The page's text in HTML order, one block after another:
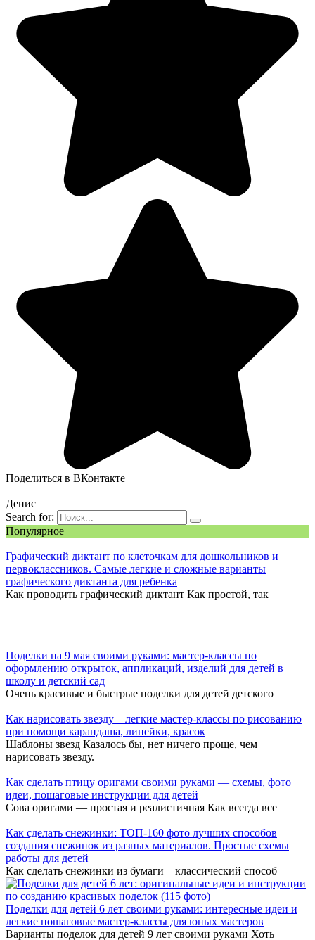
Поделиться в ВКонтакте
Денис
Search for:
Популярное
Графический диктант по клеточкам для дошкольников и
первоклассников. Самые легкие и сложные варианты
графического диктанта для ребенка
Как проводить графический диктант Как простой, так
Поделки на 9 мая своими руками: мастер-классы по
оформлению открыток, аппликаций, изделий для детей в
школу и детский сад
Очень красивые и быстрые поделки для детей детского
Как нарисовать звезду – легкие мастер-классы по рисованию
при помощи карандаша, линейки, красок
Шаблоны звезд Казалось бы, нет ничего проще, чем
нарисовать звезду.
Как сделать птицу оригами своими руками — схемы, фото
идеи, пошаговые инструкции для детей
Сова оригами — простая и реалистичная Как всегда все
Как сделать снежинки: ТОП-160 фото лучших способов
создания снежинок из разных материалов. Простые схемы
работы для детей
Как сделать снежинки из бумаги – классический способ
Поделки для детей 6 лет своими руками: интересные идеи и
легкие пошаговые мастер-классы для юных мастеров
Варианты поделок для детей 9 лет своими руками Хоть